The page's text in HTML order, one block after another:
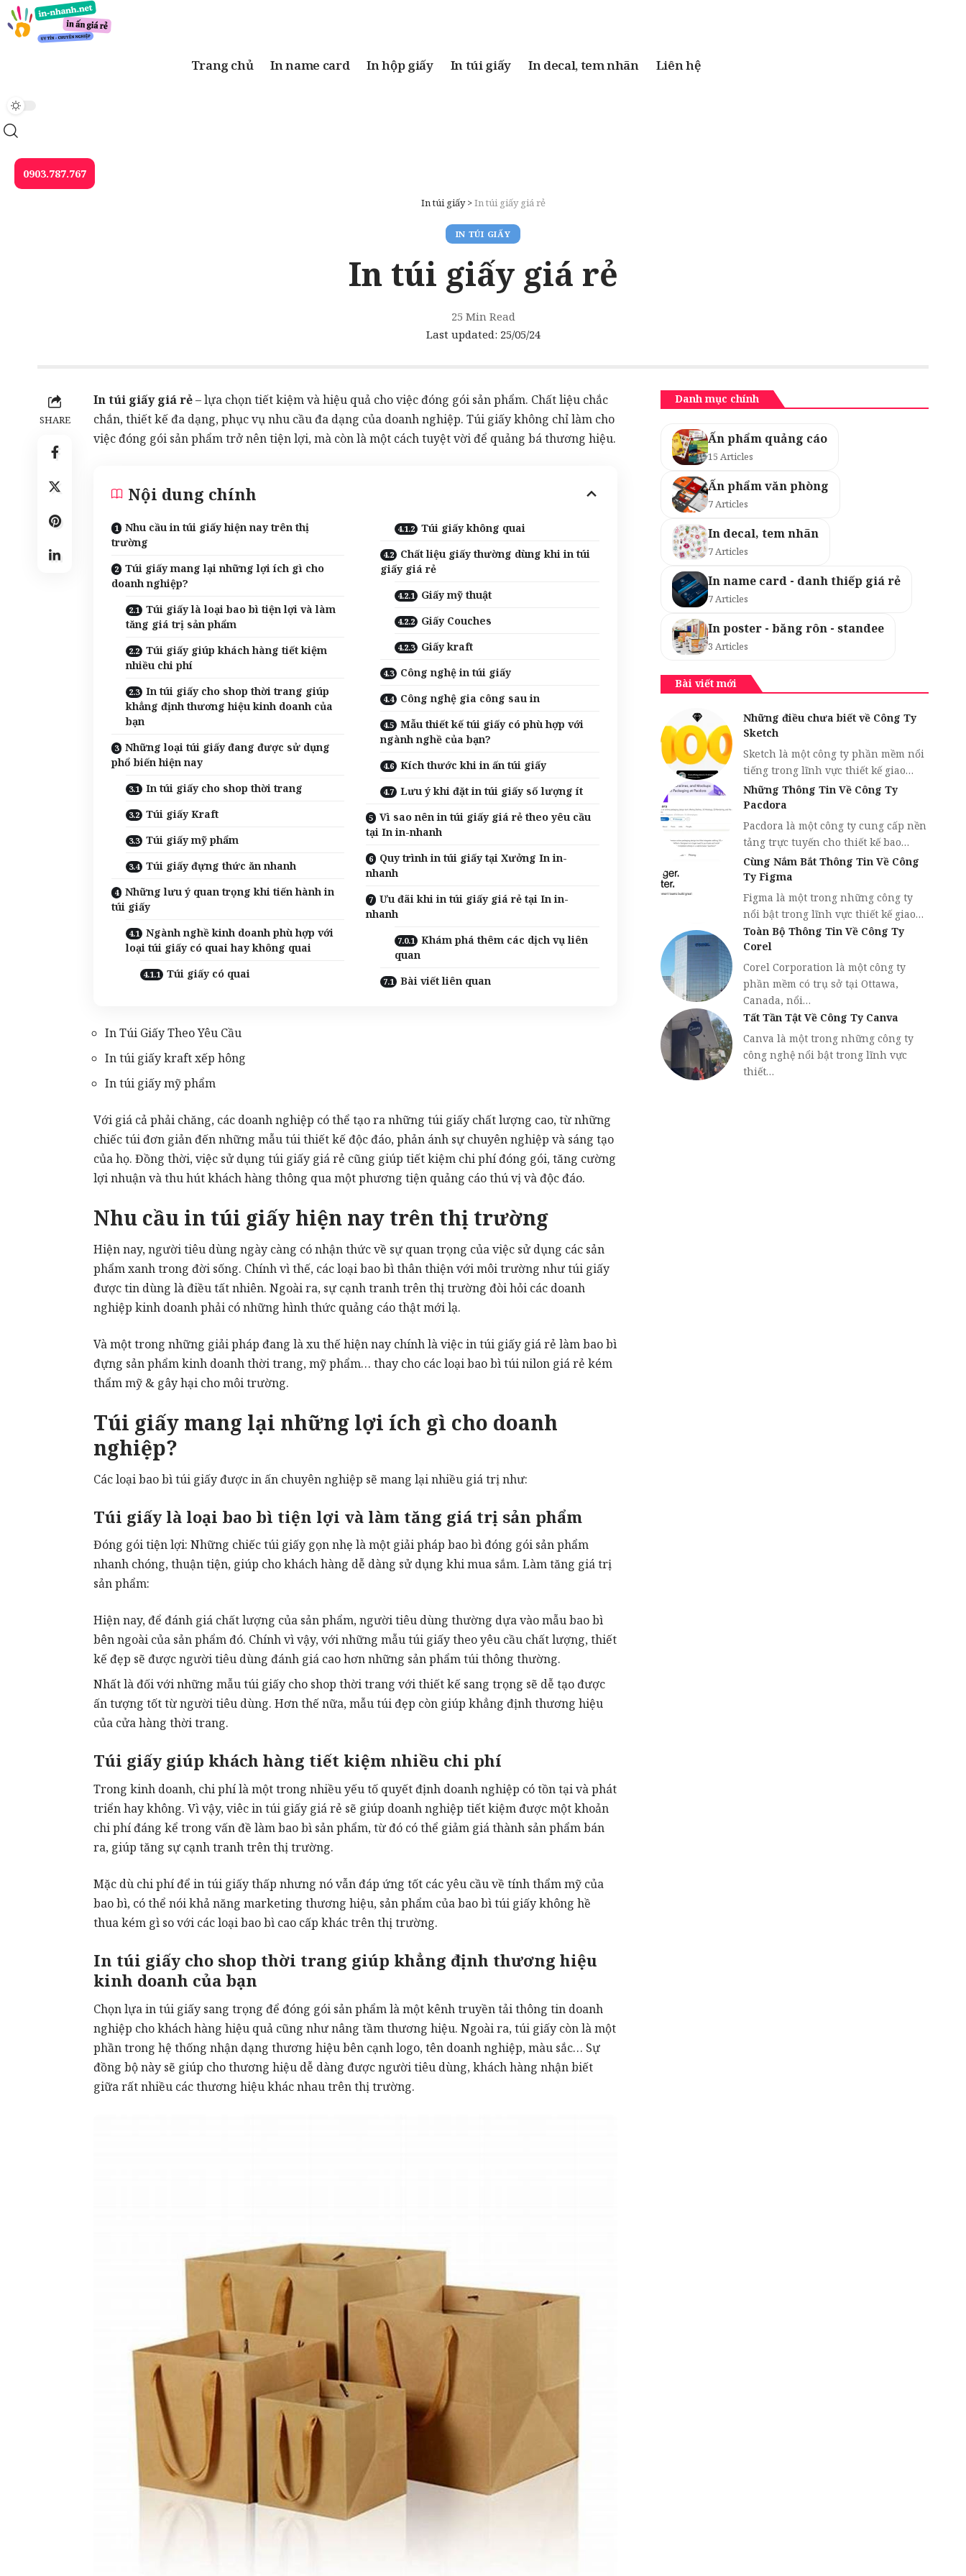
Trang chủ In name card In hộp giấy In túi giấy In decal, tem nhãn Liên hệ
0903.787.767
In túi giấy>In túi giấy giá rẻ
IN TÚI GIẤY
In túi giấy giá rẻ
Last updated: 25/05/24
25 Min Read
SHARE
In túi giấy giá rẻ– lựa chọn tiết kiệm và hiệu quả cho việc đóng gói sản phẩm. Chất liệu chắc
chắn, thiết kế đa dạng, phục vụ nhu cầu đa dạng của doanh nghiệp. Túi giấykhông chỉ làm cho
việc đóng gói sản phẩm trở nên tiện lợi, mà còn là một cách tuyệt vời để quảng bá thương hiệu.
Nội dung chính
Nhu cầu in túi giấy hiện nay trên thị
trường
Túi giấy mang lại những lợi ích gì cho
doanh nghiệp?
Túi giấy là loại bao bì tiện lợi và làm
tăng giá trị sản phẩm
Túi giấy giúp khách hàng tiết kiệm
nhiều chi phí
In túi giấy cho shop thời trang giúp
khẳng định thương hiệu kinh doanh của
bạn
Những loại túi giấy đang được sử dụng
phổ biến hiện nay
In túi giấy cho shop thời trang
Túi giấy Kraft
Túi giấy mỹ phẩm
Túi giấy đựng thức ăn nhanh
Những lưu ý quan trọng khi tiến hành in
túi giấy
Ngành nghề kinh doanh phù hợp với
loại túi giấy có quai hay không quai
Túi giấy có quai
Túi giấy không quai
Chất liệu giấy thường dùng khi in túi
giấy giá rẻ
Giấy mỹ thuật
Giấy Couches
Giấy kraft
Công nghệ in túi giấy
Công nghệ gia công sau in
Mẫu thiết kế túi giấy có phù hợp với
ngành nghề của bạn?
Kích thước khi in ấn túi giấy
Lưu ý khi đặt in túi giấy số lượng ít
Vì sao nên in túi giấy giá rẻ theo yêu cầu
tại In in-nhanh
Quy trình in túi giấy tại Xưởng In in-
nhanh
Ưu đãi khi in túi giấy giá rẻ tại In in-
nhanh
Khám phá thêm các dịch vụ liên
quan
Bài viết liên quan
In Túi Giấy Theo Yêu Cầu
In túi giấy kraft xếp hông
In túi giấy mỹ phẩm
Với giá cả phải chăng, các doanh nghiệp có thể tạo ra những túi giấy chất lượng cao, từ những
chiếc túi đơn giản đến những mẫu túi thiết kế độc đáo, phản ánh sự chuyên nghiệp và sáng tạo
của họ. Đồng thời, việc sử dụng túi giấy giá rẻ cũng giúp tiết kiệm chi phí đóng gói, tăng cường
lợi nhuận và thu hút khách hàng thông qua một phương tiện quảng cáo thú vị và độc đáo.
Nhu cầu in túi giấy hiện nay trên thị trường
Hiện nay, người tiêu dùng ngày càng có nhận thức về sự quan trọng của việc sử dụng các sản
phẩm xanh trong đời sống. Chính vì thế, các loại bao bì thân thiện với môi trường như túi giấy
được tin dùng là điều tất nhiên. Ngoài ra, sự cạnh tranh trên thị trường đòi hỏi các doanh
nghiệp kinh doanh phải có những hình thức quảng cáo thật mới lạ.
Và một trong những giải pháp đang là xu thế hiện nay chính là việc in túi giấy giá rẻ làm bao bì
đựng sản phẩm kinh doanh thời trang, mỹ phẩm… thay cho các loại bao bì túi nilon giá rẻ kém
thẩm mỹ & gây hại cho môi trường.
Túi giấy mang lại những lợi ích gì cho doanh
nghiệp?
Các loại bao bì túi giấy đượcin ấn chuyên nghiệp sẽ mang lại nhiều giá trị như:
Túi giấy là loại bao bì tiện lợi và làm tăng giá trị sản phẩm
Đóng gói tiện lợi: Những chiếc túi giấy gọn nhẹ là một giải pháp bao bì đóng gói sản phẩm
nhanh chóng, thuận tiện, giúp cho khách hàng dễ dàng sử dụng khi mua sắm. Làm tăng giá trị
sản phẩm:
Hiện nay, để đánh giá chất lượng của sản phẩm, người tiêu dùng thường dựa vào mẫu bao bì
bên ngoài của sản phẩm đó. Chính vì vậy, với những mẫu túi giấy theo yêu cầu chất lượng, thiết
kế đẹp sẽ được người tiêu dùng đánh giá cao hơn những sản phẩm túi thông thường.
Nhất là đối với những mẫu túi giấy cho shop thời trang với thiết kế sang trọng sẽ dễ tạo được
ấn tượng tốt từ người tiêu dùng. Hơn thế nữa, mẫu túi đẹp còn giúp khẳng định thương hiệu
của cửa hàng thời trang.
Túi giấy giúp khách hàng tiết kiệm nhiều chi phí
Trong kinh doanh, chi phí là một trong nhiều yếu tố quyết định doanh nghiệp có tồn tại và phát
triển hay không. Vì vậy, viêc in túi giấy giá rẻ sẽ giúp doanh nghiệp tiết kiệm được một khoản
chi phí đáng kể trong vấn đề làm bao bì sản phẩm, từ đó có thể giảm giá thành sản phẩm bán
ra, giúp tăng sự cạnh tranh trên thị trường.
Mặc dù chi phí để in túi giấy thấp nhưng nó vẫn đáp ứng tốt các yêu cầu về tính thẩm mỹ của
bao bì, có thể nói khả năng marketing thương hiệu, sản phẩm của bao bì túi giấy không hề
thua kém gì so với các loại bao bì cao cấp khác trên thị trường.
In túi giấy cho shop thời trang giúp khẳng định thương hiệu
kinh doanh của bạn
Chọn lựain túi giấy sang trọng để đóng gói sản phẩm là một kênh truyền tải thông tin doanh
nghiệp cho khách hàng hiệu quả cũng như nâng tầm thương hiệu. Ngoài ra, túi giấy còn là một
phần trong hệ thống nhận dạng thương hiệu bên cạnh logo, tên doanh nghiệp, màu sắc… Sự
đồng bộ này sẽ giúp cho thương hiệu dễ dàng được người tiêu dùng, khách hàng nhận biết
giữa rất nhiều các thương hiệu khác nhau trên thị trường.
Danh mục chính
Ấn phẩm quảng cáo
15 Articles
Ấn phẩm văn phòng
7 Articles
In decal, tem nhãn
7 Articles
In name card - danh thiếp giá rẻ
7 Articles
In poster - băng rôn - standee
3 Articles
Bài viết mới
Những điều chưa biết về Công Ty
Sketch
Sketch là một công ty phần mềm nổi
tiếng trong lĩnh vực thiết kế giao…
Những Thông Tin Về Công Ty
Pacdora
Pacdora là một công ty cung cấp nền
tảng trực tuyến cho thiết kế bao…
Cùng Nắm Bắt Thông Tin Về Công
Ty Figma
Figma là một trong những công ty
nổi bật trong lĩnh vực thiết kế giao…
Toàn Bộ Thông Tin Về Công Ty
Corel
Corel Corporation là một công ty
phần mềm có trụ sở tại Ottawa,
Canada, nổi…
Tất Tần Tật Về Công Ty Canva
Canva là một trong những công ty
công nghệ nổi bật trong lĩnh vực
thiết…